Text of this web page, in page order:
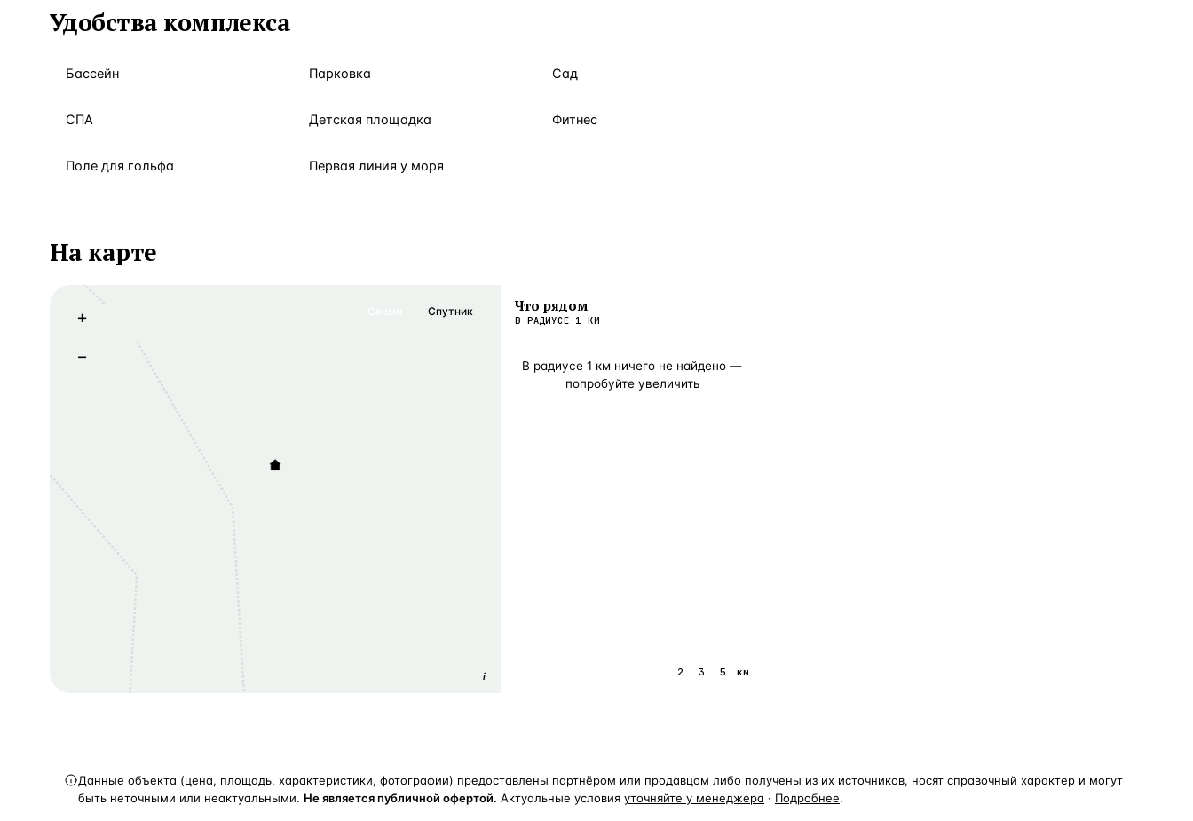
Удобства комплекса
Бассейн Парковка Сад
СПА Детская площадка Фитнес
Поле для гольфа Первая линия у моря
На карте
i
+
−
Спутник Что рядом
В РАДИУСЕ 1 КМ
В радиусе 1 км ничего не найдено —
попробуйте увеличить
2 3 5 км
Данные объекта (цена, площадь, характеристики, фотографии) предоставлены партнёром или продавцом либо получены из их источников, носят справочный характер и могут
быть неточными или неактуальными. Не является публичной офертой. Актуальные условия уточняйте у менеджера · Подробнее.